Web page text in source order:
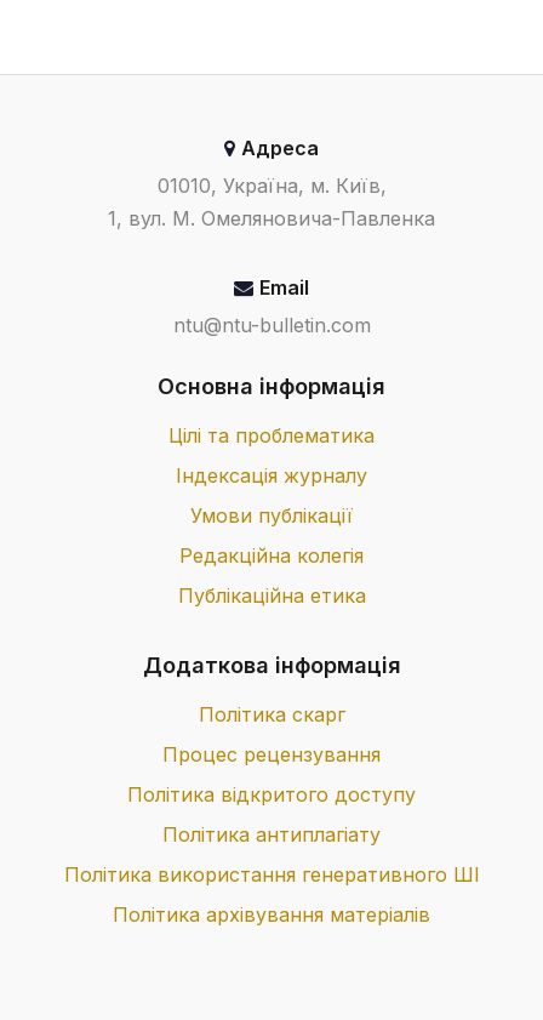
Адреса
01010, Україна, м. Київ,
1, вул. М. Омеляновича-Павленка
Email
ntu@ntu-bulletin.com
Основна інформація
Цілі та проблематика
Індексація журналу
Умови публікації
Редакційна колегія
Публікаційна етика
Додаткова інформація
Політика скарг
Процес рецензування
Політика відкритого доступу
Політика антиплагіату
Політика використання генеративного ШІ
Політика архівування матеріалів